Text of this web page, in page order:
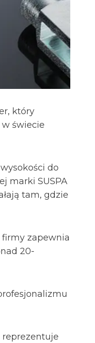
który
świecie
do
marki SUSPA
tam, gdzie
firmy zapewnia
20-
reprezentuje